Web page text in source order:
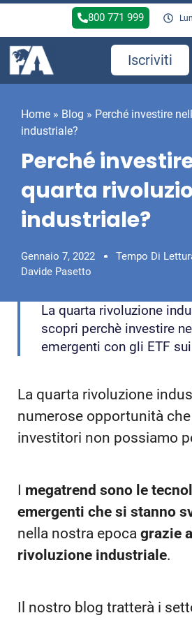
800 771 999
Iscriviti
Home » Blog » Perché investire
industriale?
Perché
quarta
industriale?
Gennaio 7, 2022
Tempo Di
Davide Pasetto
La quarta rivoluzione
scopri perchè investire
emergenti con gli ETF
La quarta rivoluzione
numerose opportunità
investitori non possiamo
I megatrend sono le
emergenti che si stanno
nella nostra epoca grazie
rivoluzione industriale.
Il nostro blog tratterà i